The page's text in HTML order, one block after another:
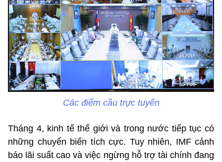
Các điểm cầu trực tuyến
Tháng 4, kinh tế thế giới và trong nước tiếp tục có
những chuyển biến tích cực. Tuy nhiên, IMF cảnh
báo lãi suất cao và việc ngừng hỗ trợ tài chính đang